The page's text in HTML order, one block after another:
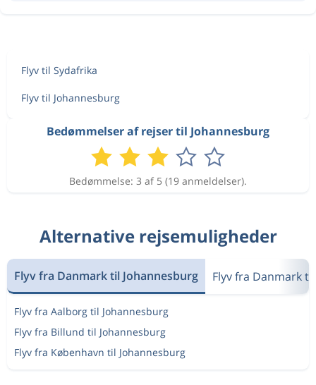
Flyv til Sydafrika
Flyv til Johannesburg
Bedømmelser af rejser til Johannesburg
Bedømmelse: 3 af 5 (19 anmeldelser).
Alternative rejsemuligheder
Flyv fra Danmark til Johannesburg Flyv fra Danmark
Flyv fra Aalborg til Johannesburg
Flyv fra Billund til Johannesburg
Flyv fra København til Johannesburg